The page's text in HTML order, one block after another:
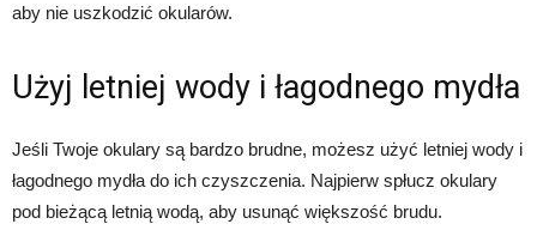
aby nie uszkodzić okularów.
Użyj letniej wody i łagodnego mydła
Jeśli Twoje okulary są bardzo brudne, możesz użyć letniej wody i
łagodnego mydła do ich czyszczenia. Najpierw spłucz okulary
pod bieżącą letnią wodą, aby usunąć większość brudu.